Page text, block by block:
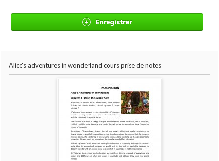
Enregistrer
Alice's adventures in wonderland cours prise de notes